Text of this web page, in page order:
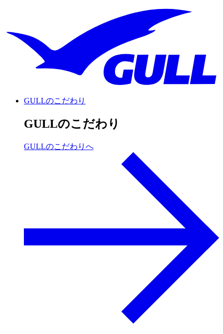
GULLのこだわり
GULLのこだわり
GULLのこだわりへ